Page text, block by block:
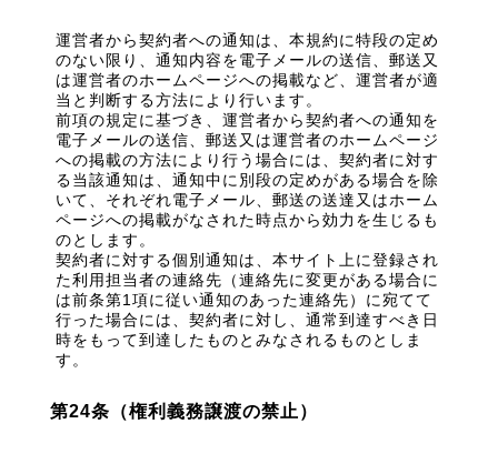
運営者から契約者への通知は、本規約に特段の定め
のない限り、通知内容を電子メールの送信、郵送又
は運営者のホームページへの掲載など、運営者が適
当と判断する方法により行います。
前項の規定に基づき、運営者から契約者への通知を
電子メールの送信、郵送又は運営者のホームページ
への掲載の方法により行う場合には、契約者に対す
る当該通知は、通知中に別段の定めがある場合を除
いて、それぞれ電子メール、郵送の送達又はホーム
ページへの掲載がなされた時点から効力を生じるも
のとします。
契約者に対する個別通知は、本サイト上に登録され
た利用担当者の連絡先（連絡先に変更がある場合に
は前条第1項に従い通知のあった連絡先）に宛てて
行った場合には、契約者に対し、通常到達すべき日
時をもって到達したものとみなされるものとしま
す。
第24条（権利義務譲渡の禁止）